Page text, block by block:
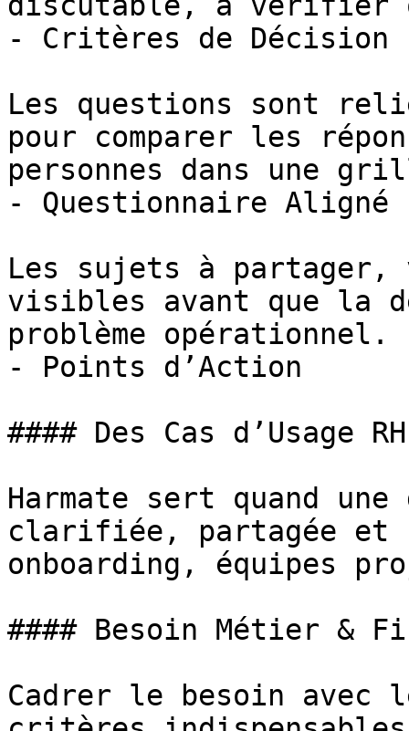
- Critères de Décision
Les questions sont
pour comparer les
personnes dans une
- Questionnaire Aligné
Les sujets à
visibles avant que la
problème opérationnel.
- Points d’Action
#### Des Cas d’Usage
Harmate sert quand
clarifiée, partagée et
onboarding, équipes
#### Besoin Métier &
Cadrer le besoin avec